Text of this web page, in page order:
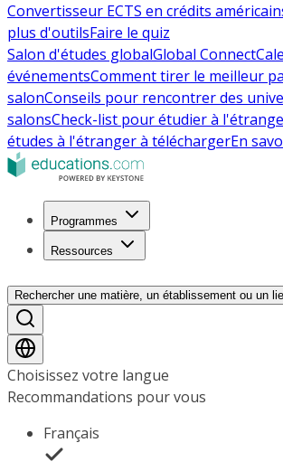
Convertisseur ECTS en crédits
plus d'outilsFaire le quiz
Salon d'études globalGlobal Connect
événementsComment tirer le meilleur
salonConseils pour rencontrer des
salonsCheck-list pour étudier à
études à l'étranger à téléchargerEn
Programmes
Ressources
Rechercher une matière, un établissement ou un
Choisissez votre langue
Recommandations pour vous
Français